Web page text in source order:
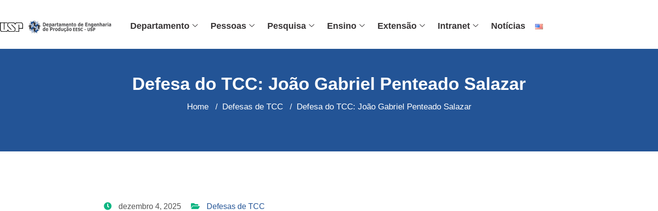
Departamento Pessoas Pesquisa Ensino Extensão Intranet Notícias
Defesa do TCC: João Gabriel Penteado Salazar
Home / Defesas de TCC / Defesa do TCC: João Gabriel Penteado Salazar
dezembro 4, 2025 Defesas de TCC